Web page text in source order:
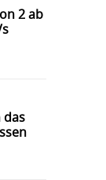
2 ab
das